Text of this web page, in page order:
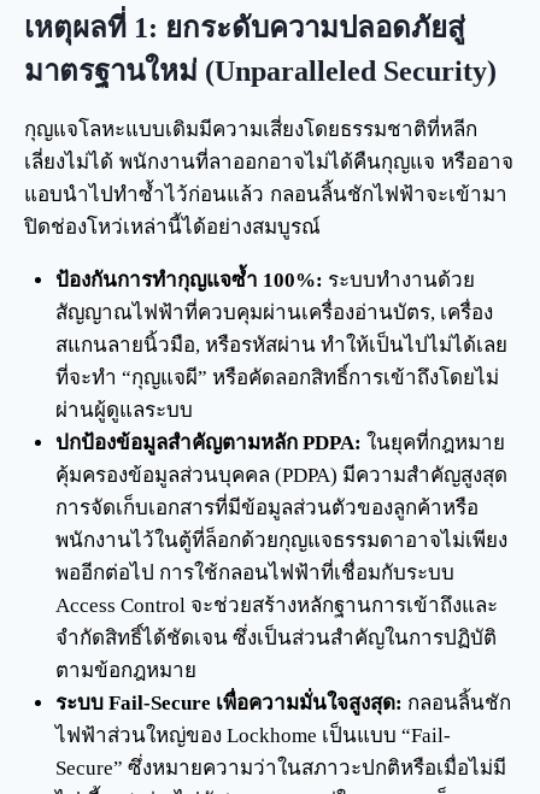
เหตุผลที่ 1: ยกระดับความปลอดภัยสู่
มาตรฐานใหม่ (Unparalleled Security)
กุญแจโลหะแบบเดิมมีความเสี่ยงโดยธรรมชาติที่หลีก
เลี่ยงไม่ได้ พนักงานที่ลาออกอาจไม่ได้คืนกุญแจ หรืออาจ
แอบนำไปทำซ้ำไว้ก่อนแล้ว กลอนลิ้นชักไฟฟ้าจะเข้ามา
ปิดช่องโหว่เหล่านี้ได้อย่างสมบูรณ์
ป้องกันการทำกุญแจซ้ำ 100%: ระบบทำงานด้วย
สัญญาณไฟฟ้าที่ควบคุมผ่านเครื่องอ่านบัตร, เครื่อง
สแกนลายนิ้วมือ, หรือรหัสผ่าน ทำให้เป็นไปไม่ได้เลย
ที่จะทำ “กุญแจผี” หรือคัดลอกสิทธิ์การเข้าถึงโดยไม่
ผ่านผู้ดูแลระบบ
ปกป้องข้อมูลสำคัญตามหลัก PDPA: ในยุคที่กฎหมาย
คุ้มครองข้อมูลส่วนบุคคล (PDPA) มีความสำคัญสูงสุด
การจัดเก็บเอกสารที่มีข้อมูลส่วนตัวของลูกค้าหรือ
พนักงานไว้ในตู้ที่ล็อกด้วยกุญแจธรรมดาอาจไม่เพียง
พออีกต่อไป การใช้กลอนไฟฟ้าที่เชื่อมกับระบบ
Access Control จะช่วยสร้างหลักฐานการเข้าถึงและ
จำกัดสิทธิ์ได้ชัดเจน ซึ่งเป็นส่วนสำคัญในการปฏิบัติ
ตามข้อกฎหมาย
ระบบ Fail-Secure เพื่อความมั่นใจสูงสุด: กลอนลิ้นชัก
ไฟฟ้าส่วนใหญ่ของ Lockhome เป็นแบบ “Fail-
Secure” ซึ่งหมายความว่าในสภาวะปกติหรือเมื่อไม่มี